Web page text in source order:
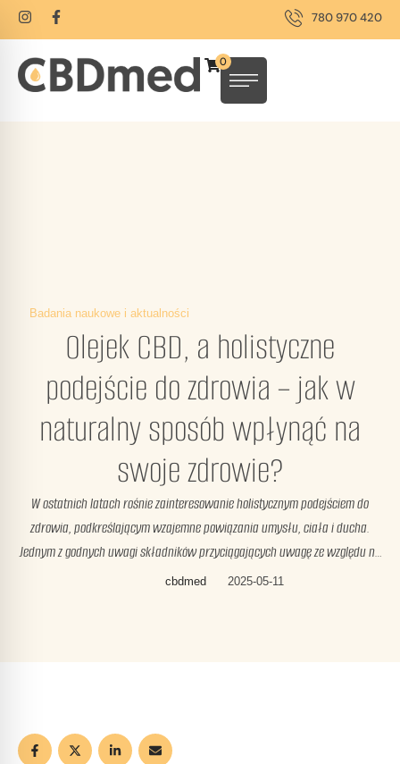
780 970 420
0
Badania naukowe i aktualności
Olejek CBD, a holistyczne
podejście do zdrowia – jak w
naturalny sposób wpłynąć na
swoje zdrowie?
W ostatnich latach rośnie zainteresowanie holistycznym podejściem do
zdrowia, podkreślającym wzajemne powiązania umysłu, ciała i ducha.
Jednym z godnych uwagi składników przyciągających uwagę ze względu na
potencjalne korzyści zdrowotne jest olej CBD. Pochodzący z konopi indyjskich
cbdmed 2025-05-11